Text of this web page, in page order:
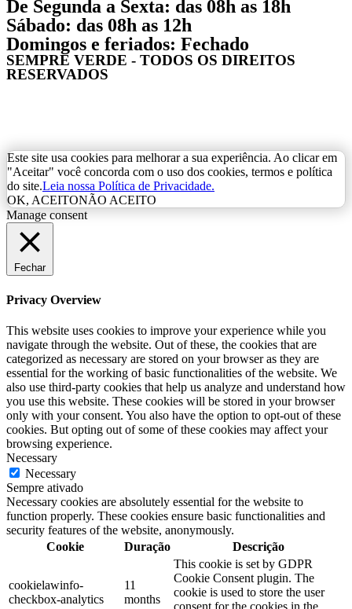
De Segunda a Sexta: das 08h as 18h
Sábado: das 08h as 12h
Domingos e feriados: Fechado
SEMPRE VERDE - TODOS OS DIREITOS
RESERVADOS
Este site usa cookies para melhorar a sua experiência. Ao clicar em
"Aceitar" você concorda com o uso dos cookies, termos e política
do site.Leia nossa Política de Privacidade.
OK, ACEITONÃO ACEITO
Manage consent
Fechar
Privacy Overview
This website uses cookies to improve your experience while you
navigate through the website. Out of these, the cookies that are
categorized as necessary are stored on your browser as they are
essential for the working of basic functionalities of the website. We
also use third-party cookies that help us analyze and understand how
you use this website. These cookies will be stored in your browser
only with your consent. You also have the option to opt-out of these
cookies. But opting out of some of these cookies may affect your
browsing experience.
Necessary
Necessary
Sempre ativado
Necessary cookies are absolutely essential for the website to
function properly. These cookies ensure basic functionalities and
security features of the website, anonymously.
Cookie
Duração Descrição
cookielawinfo-
checkbox-analytics
11
months
This cookie is set by GDPR
Cookie Consent plugin. The
cookie is used to store the user
consent for the cookies in the